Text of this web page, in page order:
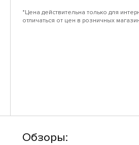
*Цена действительна только для
отличаться от цен в розничных
Обзоры: